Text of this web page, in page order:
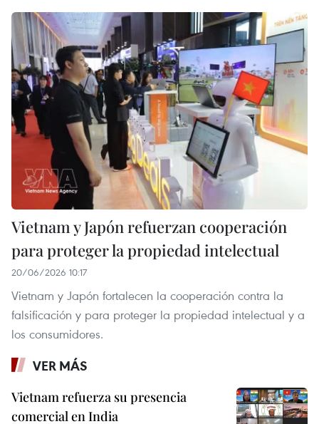
Vietnam y Japón refuerzan cooperación
para proteger la propiedad intelectual
20/06/2026 10:17
Vietnam y Japón fortalecen la cooperación contra la
falsificación y para proteger la propiedad intelectual y a
los consumidores.
VER MÁS
Vietnam refuerza su presencia
comercial en India